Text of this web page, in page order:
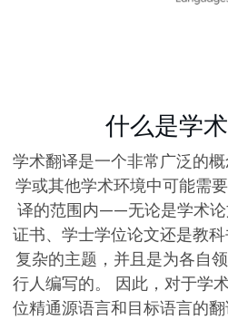
什么是学
学术翻译是一个非常广泛的
学或其他学术环境中可能需
译的范围内——无论是学术
证书、学士学位论文还是教
复杂的主题，并且是为各自
行人编写的。 因此，对于学
位精通源语言和目标语言的